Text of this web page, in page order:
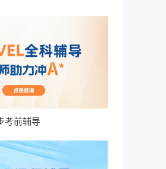
考前辅导